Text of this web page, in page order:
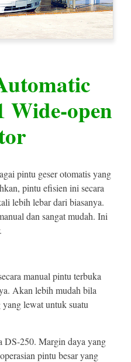
Wide-open
pintu geser otomatis yang
pintu efisien ini secara
lebih lebar dari biasanya.
dan sangat mudah. Ini
manual pintu terbuka
Akan lebih mudah bila
yang lewat untuk suatu
DS-250. Margin daya yang
pintu besar yang